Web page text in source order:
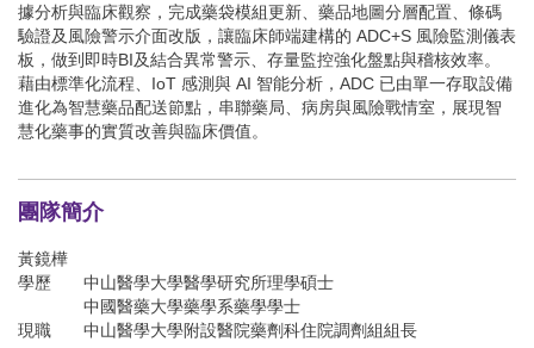
據分析與臨床觀察，完成藥袋模組更新、藥品地圖分層配置、條碼
驗證及風險警示介面改版，讓臨床師端建構的 ADC+S 風險監測儀表
板，做到即時BI及結合異常警示、存量監控強化盤點與稽核效率。
藉由標準化流程、IoT 感測與 AI 智能分析，ADC 已由單一存取設備
進化為智慧藥品配送節點，串聯藥局、病房與風險戰情室，展現智
慧化藥事的實質改善與臨床價值。
團隊簡介
黃鏡樺
學歷
中山醫學大學醫學研究所理學碩士
中國醫藥大學藥學系藥學學士
現職
中山醫學大學附設醫院藥劑科住院調劑組組長